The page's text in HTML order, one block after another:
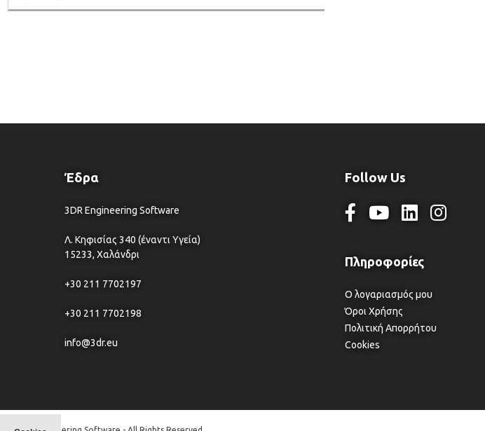
Έδρα
3DR Engineering Software
Λ. Κηφισίας 340 (έναντι Υγεία)
15233, Χαλάνδρι
+30 211 7702197
+30 211 7702198
info@3dr.eu
Follow Us
Ο λογαριασμός μου
Όροι Χρήσης
Πολιτική Απορρήτου
Cookies